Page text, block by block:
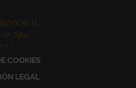
COOKIES
LEGAL